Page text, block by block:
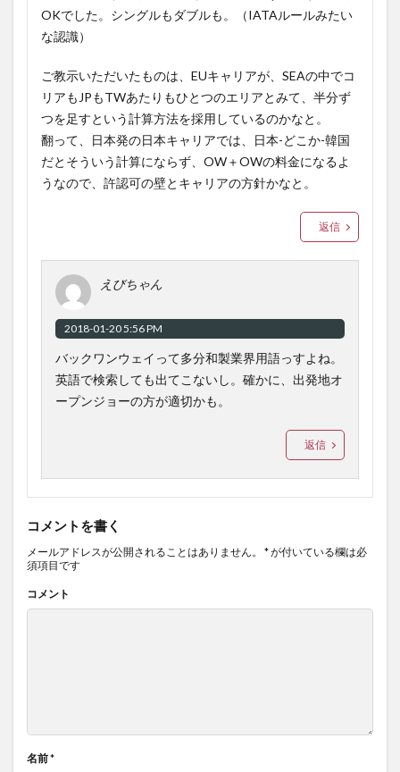
OKでした。シングルもダブルも。（IATAルールみたい
な認識）
ご教示いただいたものは、EUキャリアが、SEAの中でコ
リアもJPもTWあたりもひとつのエリアとみて、半分ず
つを足すという計算方法を採用しているのかなと。
翻って、日本発の日本キャリアでは、日本-どこか-韓国
だとそういう計算にならず、OW＋OWの料金になるよ
うなので、許認可の壁とキャリアの方針かなと。
返信
えびちゃん
2018-01-20 5:56 PM
バックワンウェイって多分和製業界用語っすよね。
英語で検索しても出てこないし。確かに、出発地オ
ープンジョーの方が適切かも。
返信
コメントを書く
メールアドレスが公開されることはありません。 *が付いている欄は必
須項目です
コメント
名前*